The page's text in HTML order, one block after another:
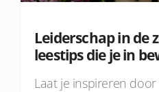
Leiderschap in de
leestips die je in
Laat je inspireren